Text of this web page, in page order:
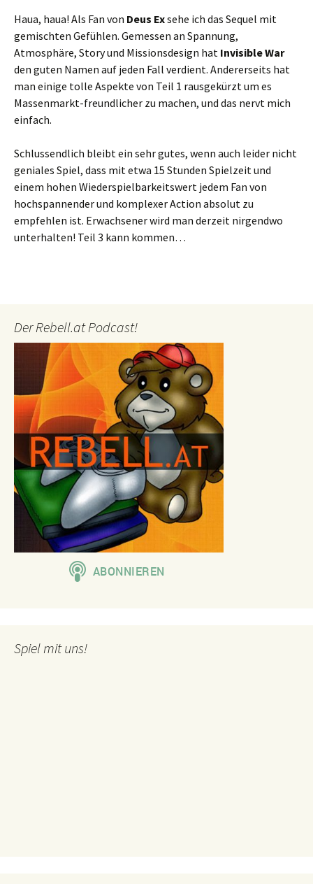
Haua, haua! Als Fan von Deus Exsehe ich das Sequel mit
gemischten Gefühlen. Gemessen an Spannung,
Atmosphäre, Story und Missionsdesign hat Invisible War
den guten Namen auf jeden Fall verdient. Andererseits hat
man einige tolle Aspekte von Teil 1 rausgekürzt um es
Massenmarkt-freundlicher zu machen, und das nervt mich
einfach.
Schlussendlich bleibt ein sehr gutes, wenn auch leider nicht
geniales Spiel, dass mit etwa 15 Stunden Spielzeit und
einem hohen Wiederspielbarkeitswert jedem Fan von
hochspannender und komplexer Action absolut zu
empfehlen ist. Erwachsener wird man derzeit nirgendwo
unterhalten! Teil 3 kann kommen…
Der Rebell.at Podcast!
Spiel mit uns!